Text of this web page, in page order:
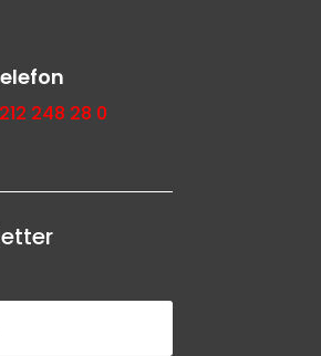
248 28 0